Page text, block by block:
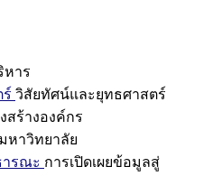
าร
วิสัยทัศน์และยุทธศาสตร์
สร้างองค์กร
หาวิทยาลัย
ารณะ การเปิดเผยข้อมูลสู่